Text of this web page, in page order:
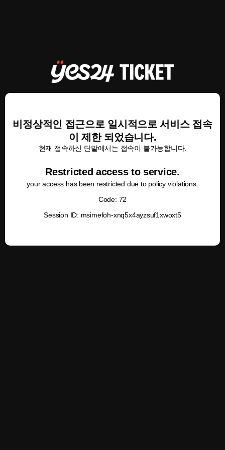
비정상적인 접근으로 일시적으로 서비스 접속
이 제한 되었습니다.
현재 접속하신 단말에서는 접속이 불가능합니다.
Restricted access to service.
your access has been restricted due to policy violations.
Code: 72
Session ID: msimefoh-xnq5x4ayzsuf1xwoxt5